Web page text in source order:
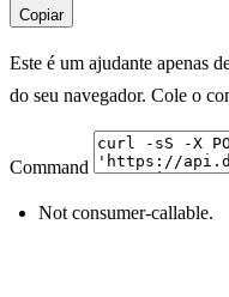
Copiar
Este é um ajudante apenas
do seu navegador. Cole o
Command
Not consumer-callable.